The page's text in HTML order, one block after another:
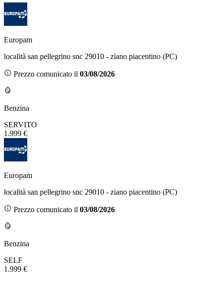
Europam
località san pellegrino snc 29010 - ziano piacentino (PC)
Prezzo comunicato il 03/08/2026
Benzina
SERVITO
1.999 €
Europam
località san pellegrino snc 29010 - ziano piacentino (PC)
Prezzo comunicato il 03/08/2026
Benzina
SELF
1.999 €